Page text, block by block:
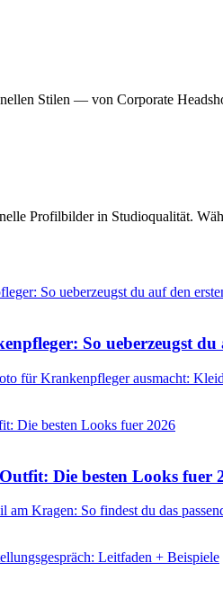
Stilen — von Corporate
Profilbilder in Studioqualität.
So ueberzeugst du
für Krankenpfleger ausmacht:
Die besten Looks fuer
am Kragen: So findest du das